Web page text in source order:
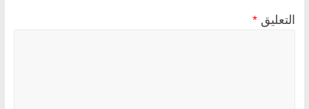
التعليق *